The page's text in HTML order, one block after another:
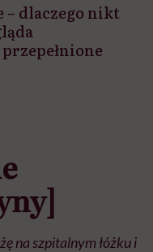
– dlaczego nikt
na szpitalnym łóżku i